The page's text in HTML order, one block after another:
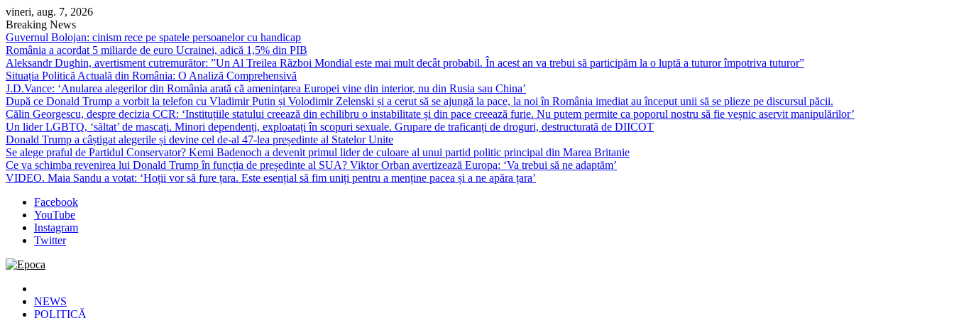
Skip
to
content
vineri, aug. 7, 2026
Breaking News
Guvernul Bolojan: cinism rece pe spatele persoanelor cu handicap
România a acordat 5 miliarde de euro Ucrainei, adică 1,5% din PIB
Aleksandr Dughin, avertisment cutremurător: ”Un Al Treilea Război Mondial este mai mult decât probabil. În acest an va trebui să participăm la o luptă a tuturor împotriva tuturor”
Situația Politică Actuală din România: O Analiză Comprehensivă
J.D.Vance: ‘Anularea alegerilor din România arată că amenințarea Europei vine din interior, nu din Rusia sau China’
După ce Donald Trump a vorbit la telefon cu Vladimir Putin și Volodimir Zelenski și a cerut să se ajungă la pace, la noi în România imediat au început unii să se plieze pe discursul păcii.
Călin Georgescu, despre decizia CCR: ‘Instituțiile statului creează din echilibru o instabilitate și din pace creează furie. Nu putem permite ca poporul nostru să fie veșnic aservit manipulărilor’
Un lider LGBTQ, ‘săltat’ de mascați. Minori dependenți, exploatați în scopuri sexuale. Grupare de traficanți de droguri, destructurată de DIICOT
Donald Trump a câștigat alegerile și devine cel de-al 47-lea președinte al Statelor Unite
Se alege praful de Partidul Conservator? Kemi Badenoch a devenit primul lider de culoare al unui partid politic principal din Marea Britanie
Ce va schimba revenirea lui Donald Trump în funcția de președinte al SUA? Viktor Orban avertizează Europa: ‘Va trebui să ne adaptăm’
VIDEO. Maia Sandu a votat: ‘Hoții vor să fure țara. Este esențial să fim uniți pentru a menține pacea și a ne apăra țara’
Facebook
YouTube
Instagram
Twitter
Epoca
Cele mai noi știri online din România
NEWS
POLITICĂ